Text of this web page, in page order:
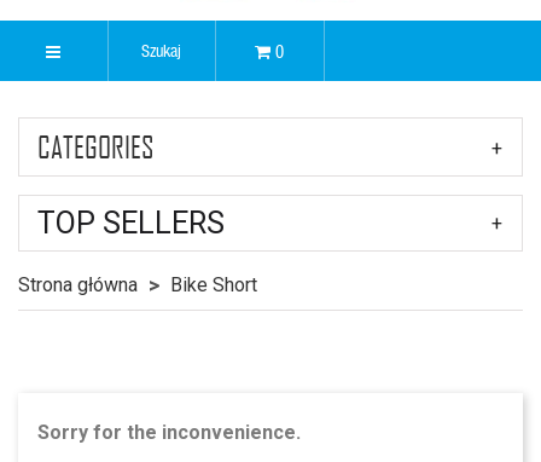
0
CATEGORIES
TOP SELLERS
Strona główna Bike Short
Sorry for the inconvenience.